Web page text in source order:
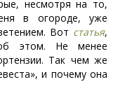
несмотря на то,
в огороде, уже
Вот статья,
этом. Не менее
Так чем же
и почему она